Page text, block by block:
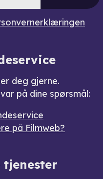
deg gjerne.
på dine spørsmål:
på Filmweb?
tjenester